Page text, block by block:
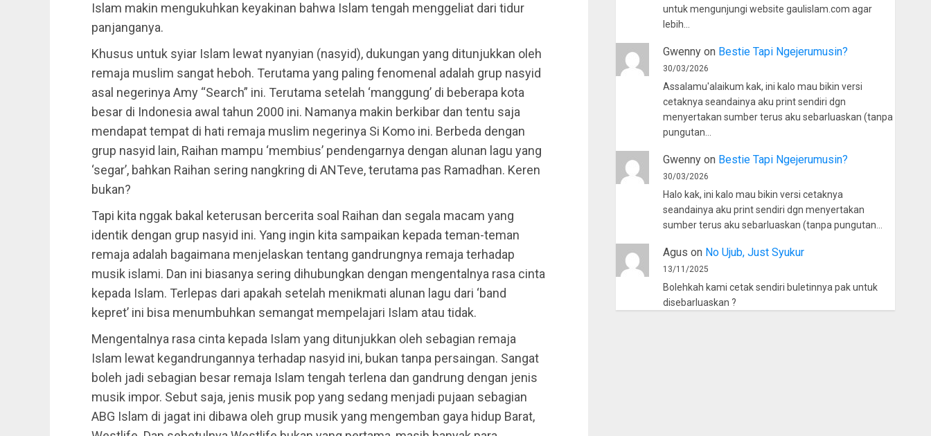
Islam makin mengukuhkan keyakinan bahwa Islam tengah menggeliat dari tidur
panjanganya.
Khusus untuk syiar Islam lewat nyanyian (nasyid), dukungan yang ditunjukkan oleh
remaja muslim sangat heboh. Terutama yang paling fenomenal adalah grup nasyid
asal negerinya Amy “Search” ini. Terutama setelah ‘manggung’ di beberapa kota
besar di Indonesia awal tahun 2000 ini. Namanya makin berkibar dan tentu saja
mendapat tempat di hati remaja muslim negerinya Si Komo ini. Berbeda dengan
grup nasyid lain, Raihan mampu ‘membius’ pendengarnya dengan alunan lagu yang
‘segar’, bahkan Raihan sering nangkring di ANTeve, terutama pas Ramadhan. Keren
bukan?
Tapi kita nggak bakal keterusan bercerita soal Raihan dan segala macam yang
identik dengan grup nasyid ini. Yang ingin kita sampaikan kepada teman-teman
remaja adalah bagaimana menjelaskan tentang gandrungnya remaja terhadap
musik islami. Dan ini biasanya sering dihubungkan dengan mengentalnya rasa cinta
kepada Islam. Terlepas dari apakah setelah menikmati alunan lagu dari ‘band
kepret’ ini bisa menumbuhkan semangat mempelajari Islam atau tidak.
Mengentalnya rasa cinta kepada Islam yang ditunjukkan oleh sebagian remaja
Islam lewat kegandrungannya terhadap nasyid ini, bukan tanpa persaingan. Sangat
boleh jadi sebagian besar remaja Islam tengah terlena dan gandrung dengan jenis
musik impor. Sebut saja, jenis musik pop yang sedang menjadi pujaan sebagian
ABG Islam di jagat ini dibawa oleh grup musik yang mengemban gaya hidup Barat,
untuk mengunjungi website gaulislam.com agar
lebih…
Gwennyon Bestie Tapi Ngejerumusin?
30/03/2026
Assalamu'alaikum kak, ini kalo mau bikin versi
cetaknya seandainya aku print sendiri dgn
menyertakan sumber terus aku sebarluaskan (tanpa
pungutan…
Gwennyon Bestie Tapi Ngejerumusin?
30/03/2026
Halo kak, ini kalo mau bikin versi cetaknya
seandainya aku print sendiri dgn menyertakan
sumber terus aku sebarluaskan (tanpa pungutan…
Agus on No Ujub, Just Syukur
13/11/2025
Bolehkah kami cetak sendiri buletinnya pak untuk
disebarluaskan ?